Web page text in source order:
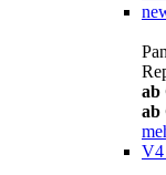
ab
ab
V4